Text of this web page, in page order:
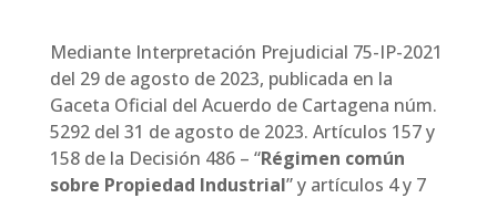
Mediante Interpretación Prejudicial 75-IP-2021
del 29 de agosto de 2023, publicada en la
Gaceta Oficial del Acuerdo de Cartagena núm.
5292 del 31 de agosto de 2023. Artículos 157 y
158 de la Decisión 486 – “Régimen común
sobre Propiedad Industrial” y artículos 4 y 7